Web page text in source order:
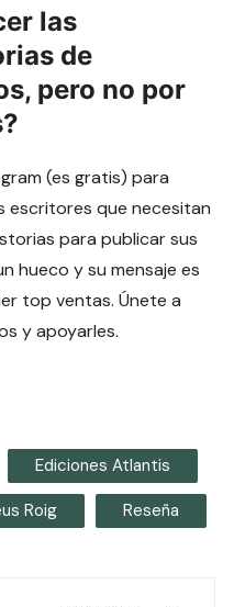
las
de
pero no por
(es gratis) para
escritores que necesitan
para publicar sus
hueco y su mensaje es
top ventas. Únete a
y apoyarles.
Ediciones Atlantis
Roig Reseña